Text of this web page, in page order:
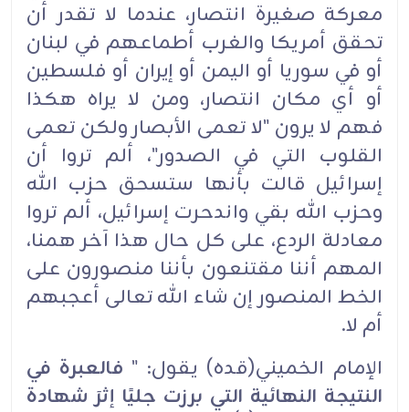
معركة صغيرة انتصار، عندما لا تقدر أن
تحقق أمريكا والغرب أطماعهم في لبنان
أو في سوريا أو اليمن أو إيران أو فلسطين
أو أي مكان انتصار، ومن لا يراه هكذا
فهم لا يرون "لا تعمى الأبصار ولكن تعمى
القلوب التي في الصدور"، ألم تروا أن
إسرائيل قالت بأنها ستسحق حزب الله
وحزب الله بقي واندحرت إسرائيل، ألم تروا
معادلة الردع، على كل حال هذا آخر همنا،
المهم أننا مقتنعون بأننا منصورون على
الخط المنصور إن شاء الله تعالى أعجبهم
أم لا.
الإمام الخميني(قده) يقول: " فالعبرة في
النتيجة النهائية التي برزت جليًا إثرَ شهادة